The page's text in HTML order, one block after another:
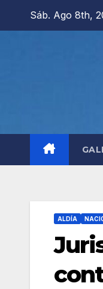
Sáb. Ago 8th,
ALDÍA